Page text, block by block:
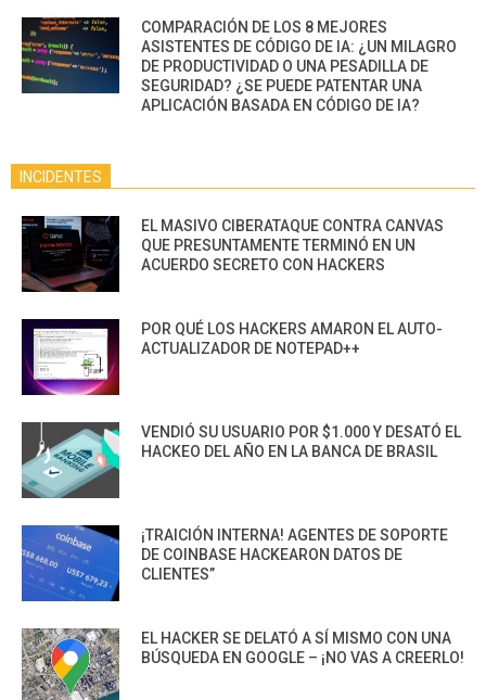
COMPARACIÓN DE LOS 8 MEJORES
ASISTENTES DE CÓDIGO DE IA: ¿UN MILAGRO
DE PRODUCTIVIDAD O UNA PESADILLA DE
SEGURIDAD? ¿SE PUEDE PATENTAR UNA
APLICACIÓN BASADA EN CÓDIGO DE IA?
INCIDENTES
EL MASIVO CIBERATAQUE CONTRA CANVAS
QUE PRESUNTAMENTE TERMINÓ EN UN
ACUERDO SECRETO CON HACKERS
POR QUÉ LOS HACKERS AMARON EL AUTO-
ACTUALIZADOR DE NOTEPAD++
VENDIÓ SU USUARIO POR $1.000 Y DESATÓ EL
HACKEO DEL AÑO EN LA BANCA DE BRASIL
¡TRAICIÓN INTERNA! AGENTES DE SOPORTE
DE COINBASE HACKEARON DATOS DE
CLIENTES”
EL HACKER SE DELATÓ A SÍ MISMO CON UNA
BÚSQUEDA EN GOOGLE – ¡NO VAS A CREERLO!